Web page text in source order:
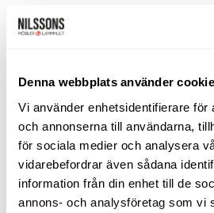
Denna webbplats använder
Vi använder enhetsidentifierare för
och annonserna till användarna,
för sociala medier och analysera
vidarebefordrar även sådana
information från din enhet till de
annons- och analysföretag som vi
Barstolar & Barpallar
Bokhyllor
Byråer
Bäddsoffor
Bänkar & Pallar
Fåtöljer